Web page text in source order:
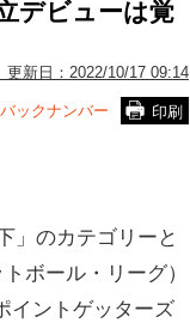
デビューは覚
更新日： 2022/10/17 09:14
印刷
ックナンバー
」のカテゴリーと
ボール・リーグ）
イントゲッターズ